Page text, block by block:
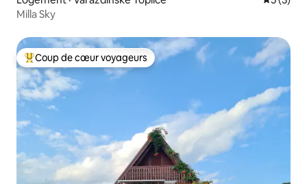
Milla Sky
Coup de cœur voyageurs parmi les plus aimés
Coup de cœur voyageurs